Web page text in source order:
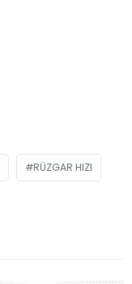
RÜZGAR HIZI